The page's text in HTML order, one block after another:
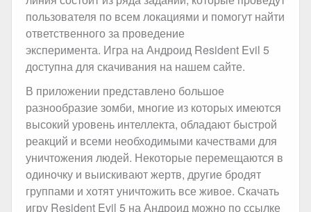
пользователя по всем локациями и помогут найти
ответственного за проведение
эксперимента. Игра на Андроид Resident Evil 5
доступна для скачивания на нашем сайте.
В приложении представлено большое
разнообразие зомби, многие из которых имеются
высокий уровень интеллекта, обладают быстрой
реакций и всеми необходимыми качествами для
уничтожения людей. Некоторые перемещаются в
одиночку и выискивают жертв, другие бродят
группами и хотят уничтожить все живое. Скачать
игру Resident Evil 5 на Андроид можно по ссылке